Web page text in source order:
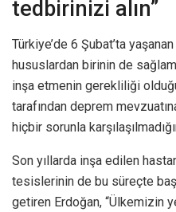
tedbirinizi alın”
Türkiye’de 6 Şubat’ta
hususlardan birinin de
inşa etmenin gerekliliği
tarafından deprem
hiçbir sorunla
Son yıllarda inşa edilen
tesislerinin de bu süreçte
getiren Erdoğan, “Ülkemizin